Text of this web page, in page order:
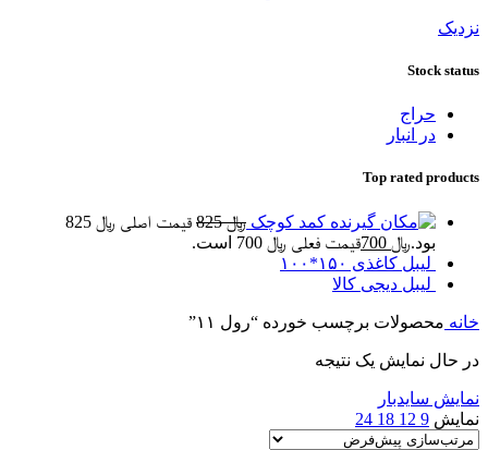
نزدیک
Stock status
حراج
در انبار
Top rated products
کمد کوچک ﷼825
قیمت اصلی ﷼ 825
بود.﷼
قیمت فعلی ﷼ 700 است.
لیبل کاغذی ۱۵۰*۱۰۰
لیبل دیجی کالا
خانه محصولات برچسب خورده “رول ۱۱”
در حال نمایش یک نتیجه
نمایش سایدبار
نمایش 9
12
18
24